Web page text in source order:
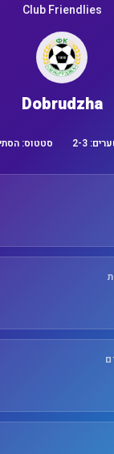
Club Friendlies
Dobrudzha
2 -3 סטטוס:הסתיים